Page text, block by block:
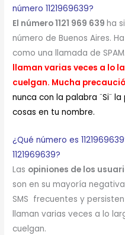
número 1121969639?
El número 1121 969 639ha
número de Buenos Aires.
como una llamada de
llaman varias veces a lo
cuelgan. Mucha
nunca con la palabra ¨Si¨
cosas en tu nombre.
¿Qué número es
1121969639?
Las opiniones de los
son en su mayoría
SMS frecuentes y
llaman varias veces a lo
cuelgan.